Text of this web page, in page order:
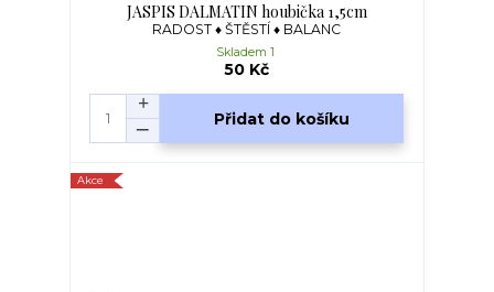
JASPIS DALMATIN houbička 1,5cm
RADOST ♦ ŠTĚSTÍ ♦ BALANC
50 Kč
Skladem 1
Přidat do košíku
Akce